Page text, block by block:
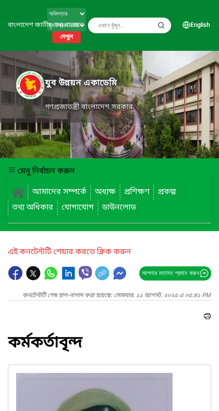
বাংলাদেশ জাতীয় তথ্য বাতায়ন
দেখুন
English
যুব উন্নয়ন একাডেমি
গণপ্রজাতন্ত্রী বাংলাদেশ সরকার
মেনু নির্বাচন করুন
আমাদের সম্পর্কে
অধ্যক্ষ প্রশিক্ষণ
প্রকল্প
তথ্য অধিকার
যোগাযোগ ডাউনলোড
এই কনটেন্টটি শেয়ার করতে ক্লিক করুন
আপনার মতামত প্রদান করুন
কনটেন্টটি শেষ হাল-নাগাদ করা হয়েছে: সোমবার, ১১ আগস্ট, ২০২৫ এ ০৫:৪১ PM
কর্মকর্তাবৃন্দ